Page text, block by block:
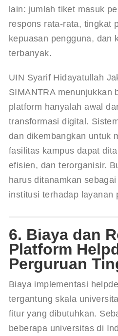
lain: jumlah tiket masuk
respons rata-rata, tingkat
kepuasan pengguna, dan
terbanyak.
UIN Syarif Hidayatullah
SIMANTRA menunjukkan
platform hanyalah awal
transformasi digital.
dan dikembangkan untuk
fasilitas kampus dapat
efisien, dan terorganisir.
harus ditanamkan
institusi terhadap layanan
6. Biaya dan
Platform
Perguruan
Biaya implementasi
tergantung skala
fitur yang dibutuhkan.
beberapa universitas di